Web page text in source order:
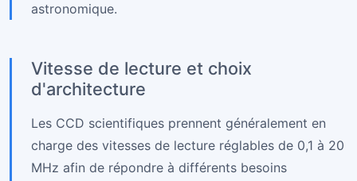
astronomique.
Vitesse de lecture et choix
d'architecture
Les CCD scientifiques prennent généralement en
charge des vitesses de lecture réglables de 0,1 à 20
MHz afin de répondre à différents besoins